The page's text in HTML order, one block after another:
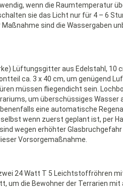
wenn die Raumtemperatur
sie das Licht nur für 4 – 6
sind die Wassergaben
Lüftungsgitter aus Edelstahl, 10
ca. 3 x 40 cm, um genügend
müssen fliegendicht sein.
um überschüssiges Wasser
eine automatische
wenn zuerst geplant ist, per
wegen erhöhter
Vorsorgemaßnahme.
24 Watt T 5 Leichtstoffröhren
um die Bewohner der Terrarien